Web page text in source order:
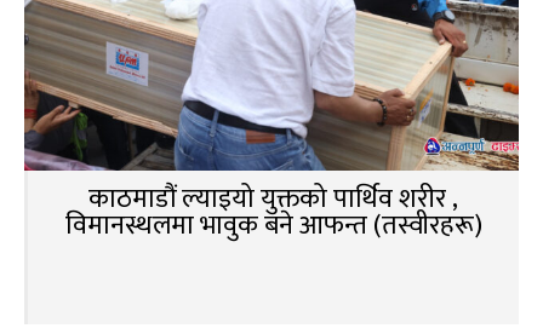
काठमाडौं ल्याइयो युक्तको पार्थिव शरीर ,
विमानस्थलमा भावुक बने आफन्त (तस्वीरहरू)